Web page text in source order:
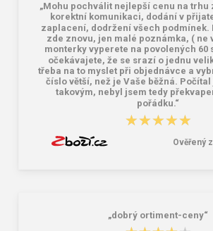
„Mohu pochválit nejlepší cenu na trhu
korektní komunikaci, dodání v
zaplacení, dodržení všech podmínek.
zde znovu, jen malé poznámka, ( ne
monterky vyperete na povolených 60
očekávajete, že se srazí o jednu
třeba na to myslet při objednávce a
číslo větší, než je Vaše běžná. Počítal
takovým, nebyl jsem tedy
pořádku.“
★★★★★
★★★★★
Ověřený
„dobrý ortiment-ceny“